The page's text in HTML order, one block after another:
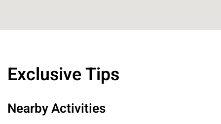
Exclusive Tips
Nearby Activities